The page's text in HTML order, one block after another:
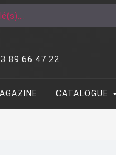
89 66 47 22
CATALOGUE